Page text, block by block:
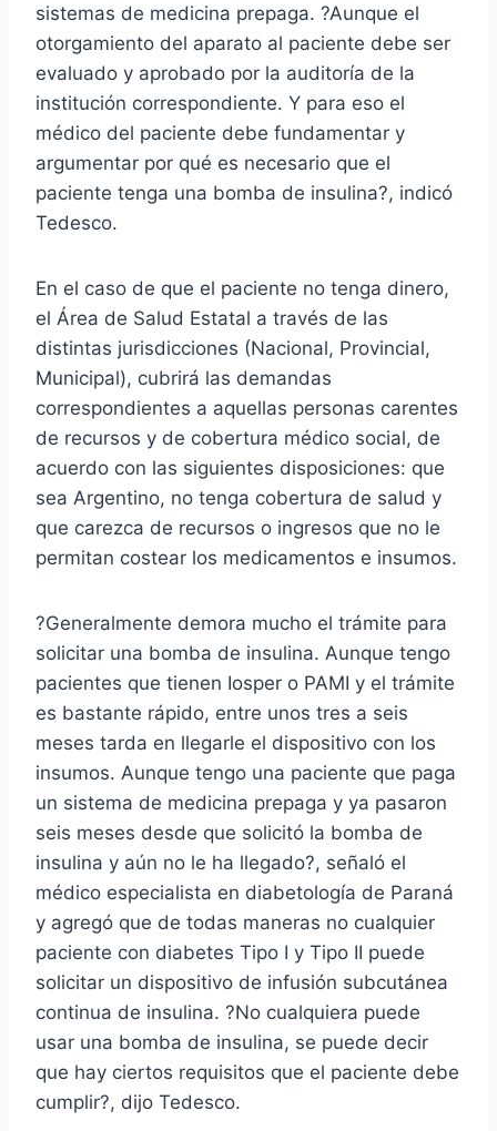
sistemas de medicina prepaga. ?Aunque el
otorgamiento del aparato al paciente debe ser
evaluado y aprobado por la auditoría de la
institución correspondiente. Y para eso el
médico del paciente debe fundamentar y
argumentar por qué es necesario que el
paciente tenga una bomba de insulina?, indicó
Tedesco.
En el caso de que el paciente no tenga dinero,
el Área de Salud Estatal a través de las
distintas jurisdicciones (Nacional, Provincial,
Municipal), cubrirá las demandas
correspondientes a aquellas personas carentes
de recursos y de cobertura médico social, de
acuerdo con las siguientes disposiciones: que
sea Argentino, no tenga cobertura de salud y
que carezca de recursos o ingresos que no le
permitan costear los medicamentos e insumos.
?Generalmente demora mucho el trámite para
solicitar una bomba de insulina. Aunque tengo
pacientes que tienen Iosper o PAMI y el trámite
es bastante rápido, entre unos tres a seis
meses tarda en llegarle el dispositivo con los
insumos. Aunque tengo una paciente que paga
un sistema de medicina prepaga y ya pasaron
seis meses desde que solicitó la bomba de
insulina y aún no le ha llegado?, señaló el
médico especialista en diabetología de Paraná
y agregó que de todas maneras no cualquier
paciente con diabetes Tipo I y Tipo II puede
solicitar un dispositivo de infusión subcutánea
continua de insulina. ?No cualquiera puede
usar una bomba de insulina, se puede decir
que hay ciertos requisitos que el paciente debe
cumplir?, dijo Tedesco.